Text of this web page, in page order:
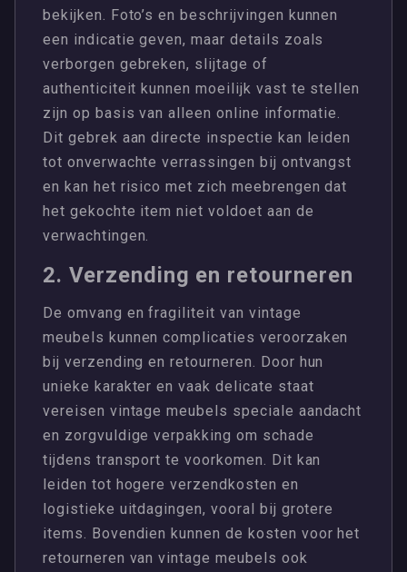
bekijken. Foto’s en beschrijvingen kunnen
een indicatie geven, maar details zoals
verborgen gebreken, slijtage of
authenticiteit kunnen moeilijk vast te stellen
zijn op basis van alleen online informatie.
Dit gebrek aan directe inspectie kan leiden
tot onverwachte verrassingen bij ontvangst
en kan het risico met zich meebrengen dat
het gekochte item niet voldoet aan de
verwachtingen.
2. Verzending en retourneren
De omvang en fragiliteit van vintage
meubels kunnen complicaties veroorzaken
bij verzending en retourneren. Door hun
unieke karakter en vaak delicate staat
vereisen vintage meubels speciale aandacht
en zorgvuldige verpakking om schade
tijdens transport te voorkomen. Dit kan
leiden tot hogere verzendkosten en
logistieke uitdagingen, vooral bij grotere
items. Bovendien kunnen de kosten voor het
retourneren van vintage meubels ook